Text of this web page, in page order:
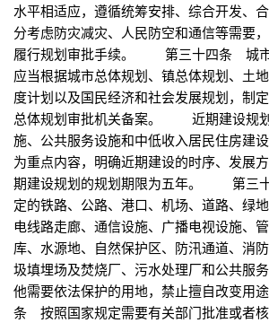
水平相适应，遵循统筹安排、综合开发、
分考虑防灾减灾、人民防空和通信等需要，
履行规划审批手续。 第三十四条 城市
应当根据城市总体规划、镇总体规划、土
度计划以及国民经济和社会发展规划，制
总体规划审批机关备案。 近期建设规
施、公共服务设施和中低收入居民住房建
为重点内容，明确近期建设的时序、发展
期建设规划的规划期限为五年。 第三
定的铁路、公路、港口、机场、道路、绿
电线路走廊、通信设施、广播电视设施、
库、水源地、自然保护区、防汛通道、消
圾填埋场及焚烧厂、污水处理厂和公共服
他需要依法保护的用地，禁止擅自改变
条 按照国家规定需要有关部门批准或者